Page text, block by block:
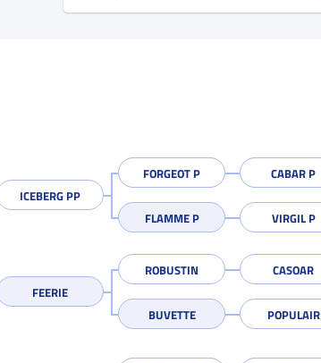
ICEBERG PP
FORGEOT P CABAR P
FLAMME P VIRGIL P
FEERIE
ROBUSTIN CASOAR
BUVETTE POPULAIR